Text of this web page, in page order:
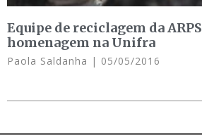
Equipe de reciclagem da
homenagem na Unifra
Paola Saldanha 05/05/2016